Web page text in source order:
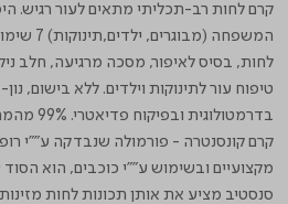
קרם לחות רב-תכליתי מתאים לעור רגיש.
המשפחה
לחות, בסיס לאיפור, מסכה מרגיעה, חלב
טיפוח עור לתינוקות וילדים. ללא בישום,
קרם קונסנטרה - פורמולה שנבדקה ע""י
מקצועיים ובשימוש ע""י כוכבים, הוא
סנסטיב מציע את אותן תכונות לחות